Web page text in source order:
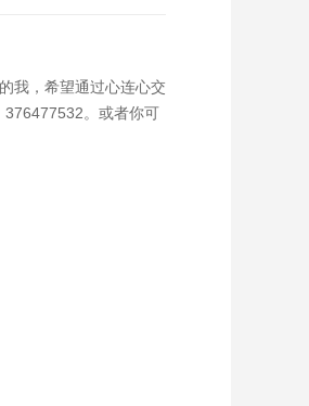
我，希望通过心连心交
376477532。或者你可